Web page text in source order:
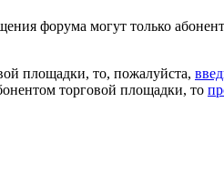
форума могут только
площадки, то, пожалуйста,
торговой площадки, то